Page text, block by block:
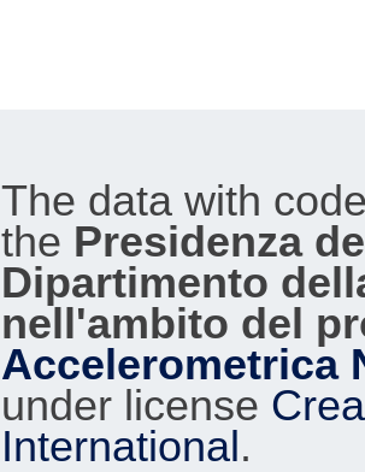
The data with
the Presidenza
Dipartimento
nell'ambito del
Accelerometrica
under license
International.